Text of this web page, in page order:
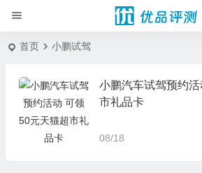
首页 小鹏试驾
小鹏汽车试驾预约
市礼品卡
08/18